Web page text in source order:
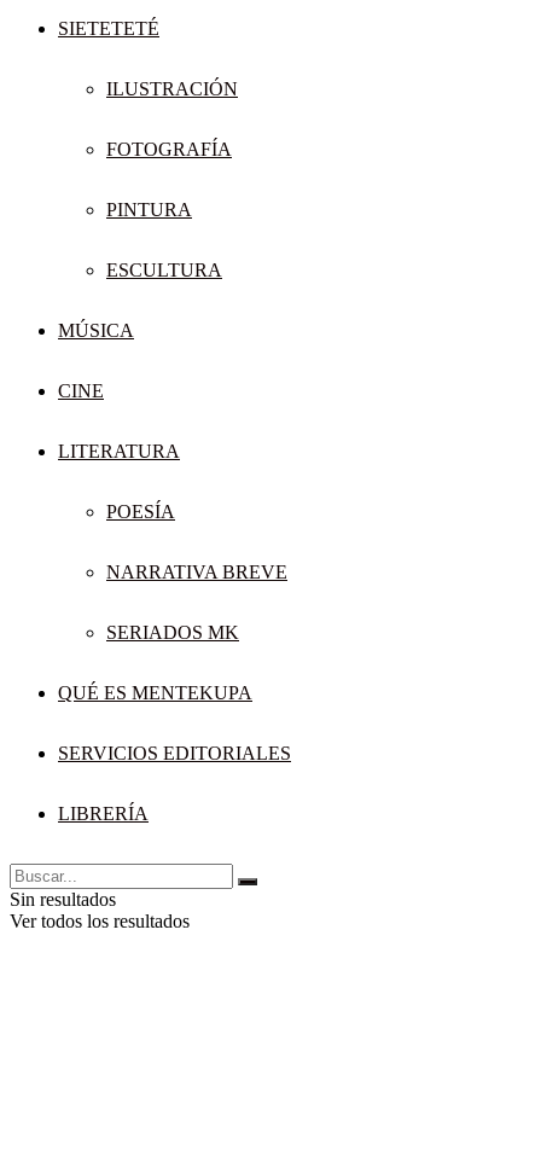
SIETETETÉ
ILUSTRACIÓN
FOTOGRAFÍA
PINTURA
ESCULTURA
MÚSICA
CINE
LITERATURA
POESÍA
NARRATIVA BREVE
SERIADOS MK
QUÉ ES MENTEKUPA
SERVICIOS EDITORIALES
LIBRERÍA
Sin resultados
Ver todos los resultados